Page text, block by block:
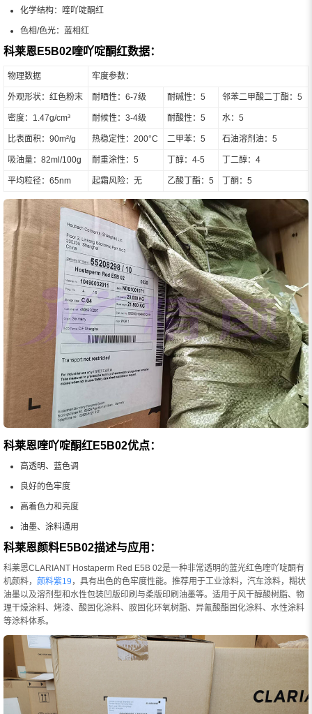
化学结构：喹吖啶酮红
色相/色光：蓝相红
科莱恩E5B02喹吖啶酮红数据：
物理数据 牢度参数：
外观形状：红色粉末 耐晒性：6-7级 耐碱性：5 邻苯二甲酸二丁酯：5
密度：1.47g/cm³ 耐候性：3-4级 耐酸性：5 水：5
比表面积：90m²/g 热稳定性：200°C 二甲苯：5 石油溶剂油：5
吸油量：82ml/100g 耐重涂性：5 丁醇：4-5 丁二醇：4
平均粒径：65nm 起霜风险：无 乙酸丁酯：5 丁酮：5
科莱恩喹吖啶酮红E5B02优点：
高透明、蓝色调
良好的色牢度
高着色力和亮度
油墨、涂料通用
科莱恩颜料E5B02描述与应用：
科莱恩CLARIANT Hostaperm Red E5B 02是一种非常透明的蓝光红色喹吖啶酮有
机颜料， 颜料紫19 ，具有出色的色牢度性能。推荐用于工业涂料，汽车涂料，糊状
油墨以及溶剂型和水性包装凹版印刷与柔版印刷油墨等。适用于风干醇酸树脂、物
理干燥涂料、烤漆、酸固化涂料、胺固化环氧树脂、异氰酸酯固化涂料、水性涂​​料
等涂料体系。